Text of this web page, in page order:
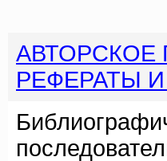
АВТОРСКОЕ
РЕФЕРАТЫ